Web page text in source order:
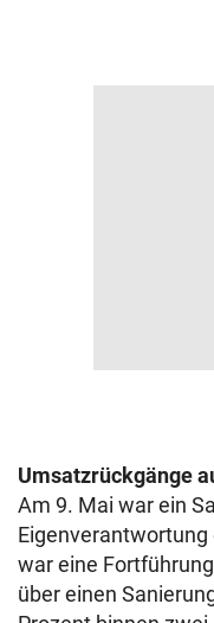
Umsatzrückgänge
Am 9. Mai war ein
war eine
über einen